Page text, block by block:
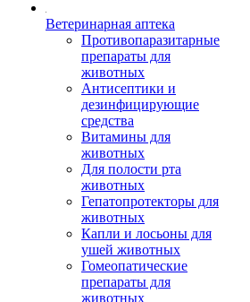
Ветеринарная аптека
Противопаразитарные
препараты для
животных
Антисептики и
дезинфицирующие
средства
Витамины для
животных
Для полости рта
животных
Гепатопротекторы для
животных
Капли и лосьоны для
ушей животных
Гомеопатические
препараты для
животных